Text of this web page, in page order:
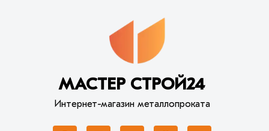
МАСТЕР СТРОЙ24
Интернет-магазин металлопроката